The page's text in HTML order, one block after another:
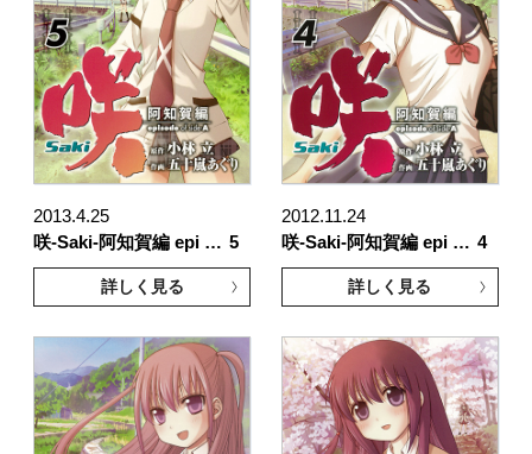
2013.4.25
咲-Saki-阿知賀編 epi … 5
詳しく見る
2012.11.24
咲-Saki-阿知賀編 epi … 4
詳しく見る